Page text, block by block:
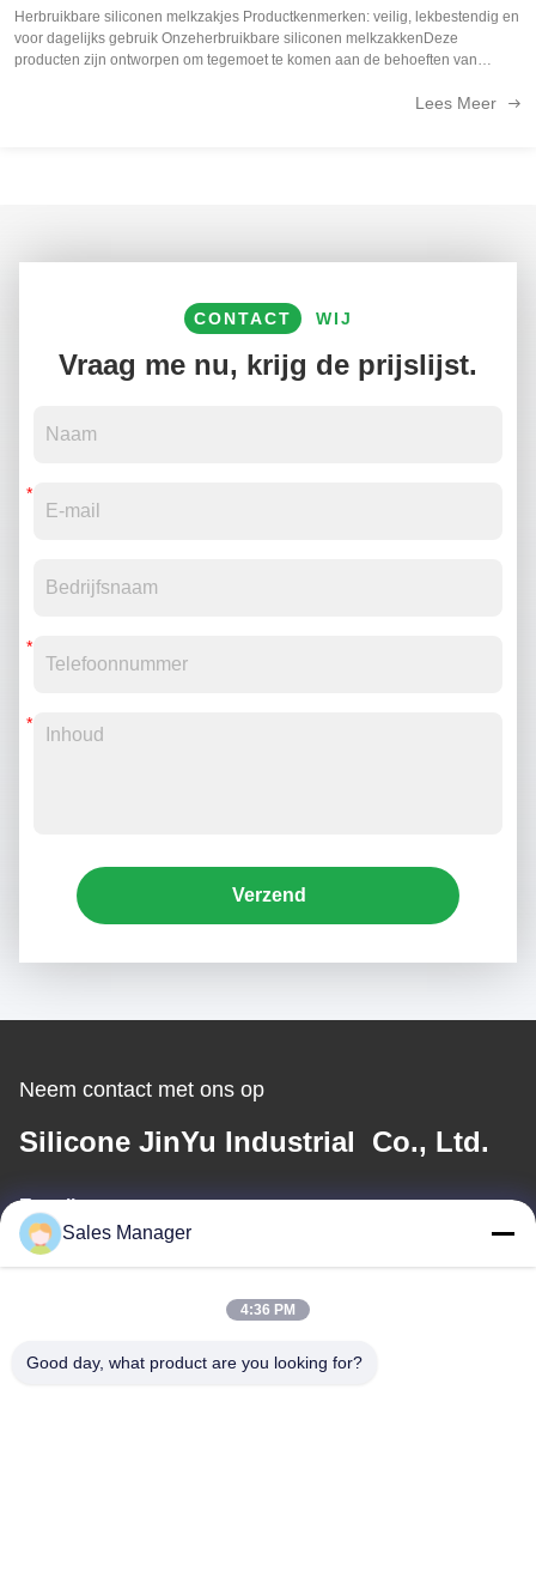
Moedermelk voor Thuis, Reizen en Pumpende
Moeders
Herbruikbare siliconen melkzakjes Productkenmerken: veilig, lekbestendig en
voor dagelijks gebruik Onzeherbruikbare siliconen melkzakkenDeze
producten zijn ontworpen om tegemoet te komen aan de behoeften van
Lees Meer
CONTACT WIJ
Vraag me nu, krijg de prijslijst.
Verzend
Neem contact met ons op
Silicone JinYu Industrial Co., Ltd.
E-mail
Sales Manager
4:36 PM
Good day, what product are you looking for?